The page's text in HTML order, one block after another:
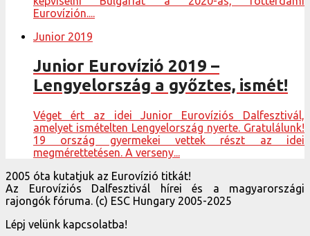
Eurovízión....
Junior 2019
Junior Eurovízió 2019 –
Lengyelország a győztes, ismét!
Véget ért az idei Junior Eurovíziós Dalfesztivál,
amelyet ismételten Lengyelország nyerte. Gratulálunk!
19 ország gyermekei vettek részt az idei
megmérettetésen. A verseny...
2005 óta kutatjuk az Eurovízió titkát!
Az Eurovíziós Dalfesztivál hírei és a magyarországi
rajongók fóruma. (c) ESC Hungary 2005-2025
Lépj velünk kapcsolatba!